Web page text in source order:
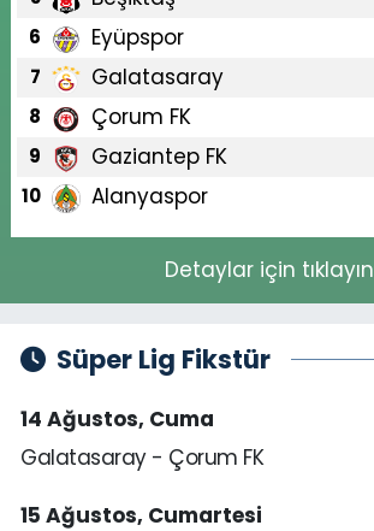
6 Eyüpspor
7 Galatasaray
8 Çorum FK
9 Gaziantep FK
10 Alanyaspor
Detaylar için tıklayın
Süper Lig Fikstür
14 Ağustos, Cuma
Galatasaray - Çorum FK
15 Ağustos, Cumartesi